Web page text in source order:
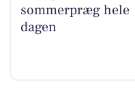
sommerpræg hele
dagen